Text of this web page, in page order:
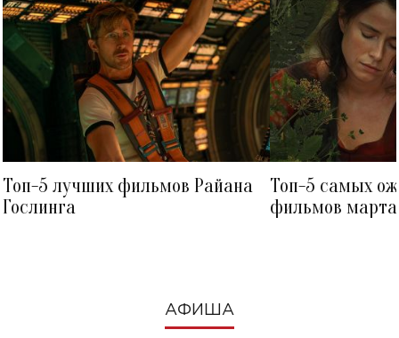
Топ-5 лучших фильмов Райана
Гослинга
Топ-5 самых
фильмов
АФИША